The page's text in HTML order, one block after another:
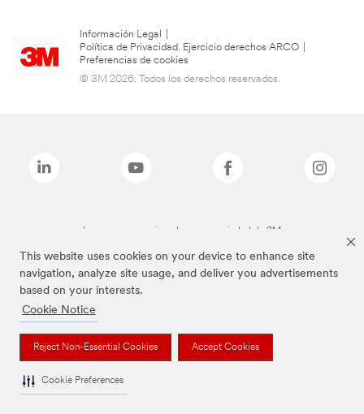
This website uses cookies on your device to enhance site
navigation, analyze site usage, and deliver you advertisements
based on your interests.
Cookie Notice
Reject Non-Essential Cookies Accept Cookies
Cookie Preferences
Información Legal
Política de Privacidad. Ejercicio derechos ARCO
Preferencias de cookies
© 3M 2026. Todos los derechos reservados.
Las marcas mencionadas son propiedad de 3M